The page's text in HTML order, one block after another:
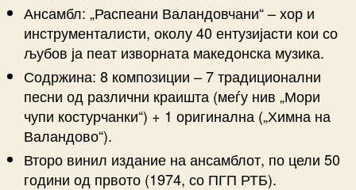
Ансамбл: „Распеани Валандовчани“ – хор и
инструменталисти, околу 40 ентузијасти кои со
љубов ја пеат изворната македонска музика.
Содржина: 8 композиции – 7 традиционални
песни од различни краишта (меѓу нив „Мори
чупи костурчанки“) + 1 оригинална („Химна на
Валандово“).
Второ винил издание на ансамблот, по цели 50
години од првото (1974, со ПГП РТБ).